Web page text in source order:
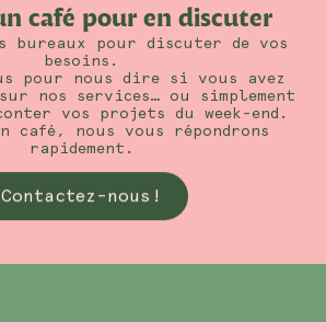
café pour en discuter
bureaux pour discuter de vos
besoins.
pour nous dire si vous avez
nos services… ou simplement
vos projets du week-end.
café, nous vous répondrons
rapidement.
Contactez-nous!